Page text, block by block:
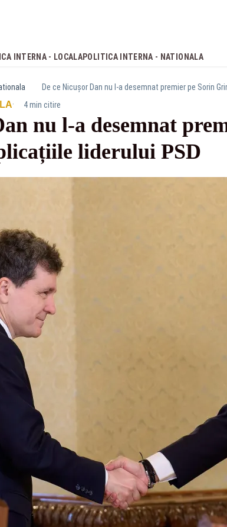
INTERNA - LOCALAPOLITICA INTERNA - NATIONALA
De ce Nicușor Dan nu l-a desemnat premier pe Sorin
· 4 min citire
nu l-a desemnat
liderului PSD